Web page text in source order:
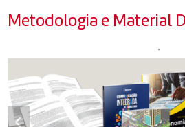
Metodologia e Material